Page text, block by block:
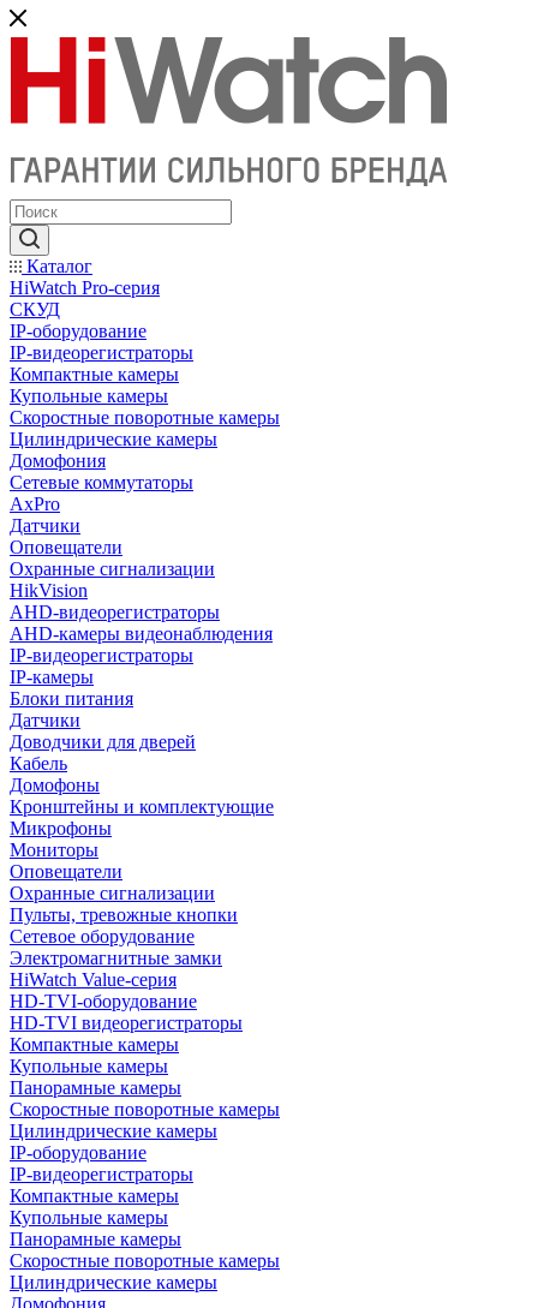
Каталог
HiWatch Pro-серия
CКУД
IP-оборудование
IP-видеорегистраторы
Компактные камеры
Купольные камеры
Скоростные поворотные камеры
Цилиндрические камеры
Домофония
Сетевые коммутаторы
AxPro
Датчики
Оповещатели
Охранные сигнализации
HikVision
AHD-видеорегистраторы
AHD-камеры видеонаблюдения
IP-видеорегистраторы
IP-камеры
Блоки питания
Датчики
Доводчики для дверей
Кабель
Домофоны
Кронштейны и комплектующие
Микрофоны
Мониторы
Оповещатели
Охранные сигнализации
Пульты, тревожные кнопки
Сетевое оборудование
Электромагнитные замки
HiWatch Value-серия
HD-TVI-оборудование
HD-TVI видеорегистраторы
Компактные камеры
Купольные камеры
Панорамные камеры
Скоростные поворотные камеры
Цилиндрические камеры
IP-оборудование
IP-видеорегистраторы
Компактные камеры
Купольные камеры
Панорамные камеры
Скоростные поворотные камеры
Цилиндрические камеры
Домофония